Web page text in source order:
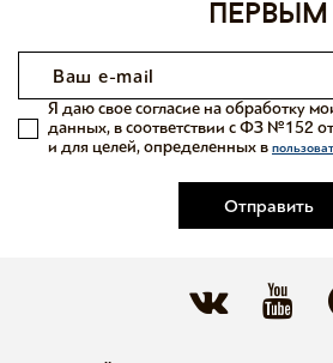
первым
Отправить
Я даю свое согласие на обработку
данных, в соответствии с ФЗ №152
и для целей, определенных в